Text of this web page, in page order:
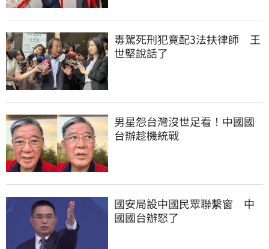
毒駕死刑犯竟配3法扶律師　王
世堅說話了
男星怨台灣沒世足看！中國國
台辦趁機統戰
國安局設中國民眾聯繫窗　中
國國台辦怒了